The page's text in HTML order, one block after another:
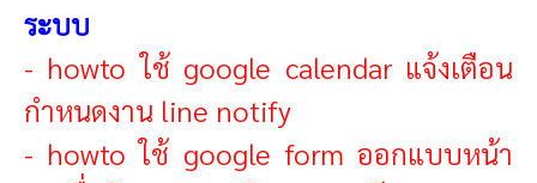
ระบบ
- howto ใช้ google calendar แจ้งเตือน
กำหนดงาน line notify
- howto ใช้ google form ออกแบบหน้า